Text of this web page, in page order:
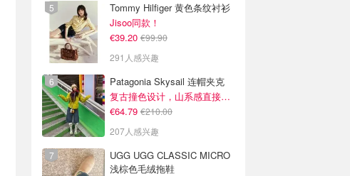
Tommy Hilfiger 黄色条纹衬衫
Jisoo同款！
€39.20 €99.90
291人感兴趣
Patagonia Skysail 连帽夹克
复古撞色设计，山系感直接拉满
€64.79 €210.00
207人感兴趣
UGG UGG CLASSIC MICRO
浅棕色毛绒拖鞋